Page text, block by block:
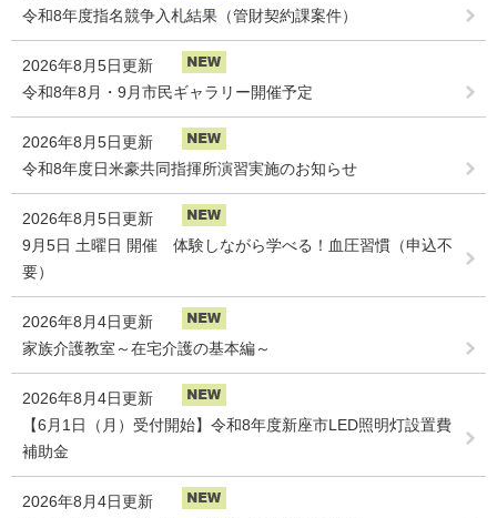
令和8年度指名競争入札結果（管財契約課案件）
2026年8月5日更新
令和8年8月・9月市民ギャラリー開催予定
2026年8月5日更新
令和8年度日米豪共同指揮所演習実施のお知らせ
2026年8月5日更新
9月5日 土曜日 開催 体験しながら学べる！血圧習慣（申込不
要）
2026年8月4日更新
家族介護教室～在宅介護の基本編～
2026年8月4日更新
【6月1日（月）受付開始】令和8年度新座市LED照明灯設置費
補助金
2026年8月4日更新